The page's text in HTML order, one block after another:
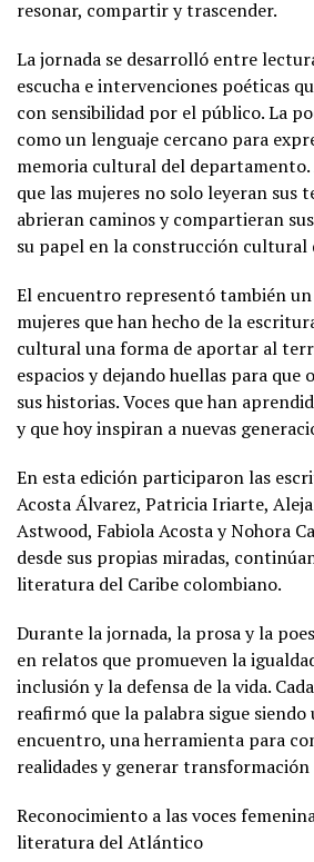
resonar, compartir y trascender.
La jornada se desarrolló entre
escucha e intervenciones poéticas
con sensibilidad por el público. La
como un lenguaje cercano para
memoria cultural del
que las mujeres no solo leyeran sus
abrieran caminos y compartieran
su papel en la construcción
El encuentro representó también
mujeres que han hecho de la
cultural una forma de aportar al
espacios y dejando huellas para
sus historias. Voces que han
y que hoy inspiran a nuevas
En esta edición participaron las
Acosta Álvarez, Patricia Iriarte,
Astwood, Fabiola Acosta y Nohora
desde sus propias miradas,
literatura del Caribe colombiano.
Durante la jornada, la prosa y la
en relatos que promueven la
inclusión y la defensa de la vida.
reafirmó que la palabra sigue siendo
encuentro, una herramienta para
realidades y generar transformación
Reconocimiento a las voces
literatura del Atlántico